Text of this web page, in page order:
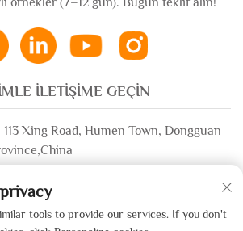
İLETIŞIME GEÇIN
Xing Road, Humen Town, Dongguan
tools to provide our services. If you don't